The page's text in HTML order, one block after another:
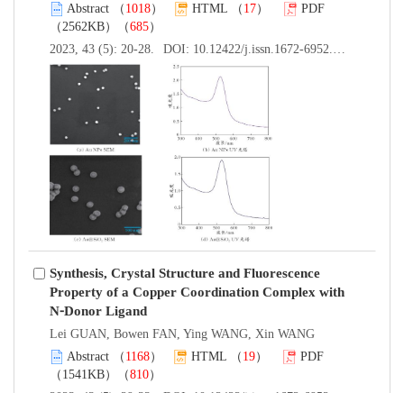
Abstract （ 1018） HTML （ 17）
PDF
（2562KB）（685）
2023, 43 (5): 20-28.
DOI: 10.12422/j.issn.1672-6952.2023.05.004
Synthesis, Crystal Structure and Fluorescence
Property of a Copper Coordination Complex with
N⁃Donor Ligand
Lei GUAN, Bowen FAN, Ying WANG, Xin WANG
Abstract （ 1168） HTML （ 19）
PDF
（1541KB）（810）